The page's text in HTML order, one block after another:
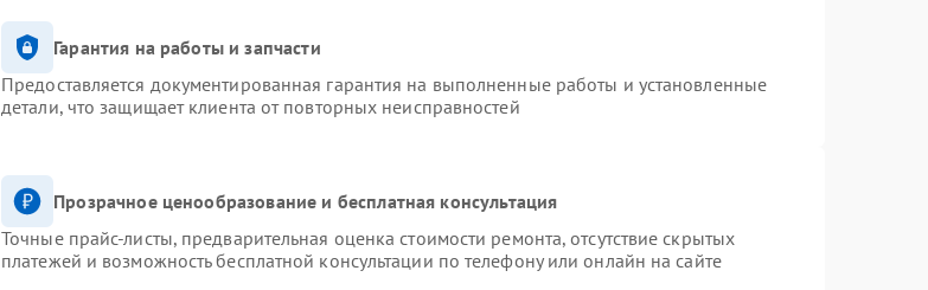
Гарантия на работы и запчасти
Предоставляется документированная гарантия на выполненные работы и установленные
детали, что защищает клиента от повторных неисправностей
Прозрачное ценообразование и бесплатная консультация
Точные прайс-листы, предварительная оценка стоимости ремонта, отсутствие скрытых
платежей и возможность бесплатной консультации по телефону или онлайн на сайте